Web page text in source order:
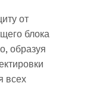
от
блока
образуя
всех